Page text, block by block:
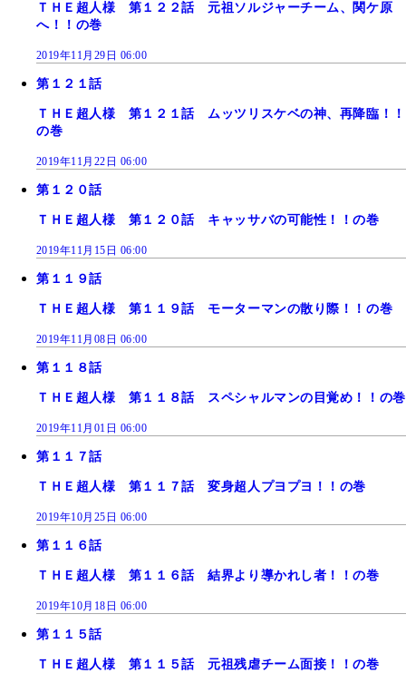
ＴＨＥ超人様 第１２２話 元祖ソルジャーチーム、関ケ原
へ！！の巻
2019年11月29日 06:00
第１２１話
ＴＨＥ超人様 第１２１話 ムッツリスケベの神、再降臨！！
の巻
2019年11月22日 06:00
第１２０話
ＴＨＥ超人様 第１２０話 キャッサバの可能性！！の巻
2019年11月15日 06:00
第１１９話
ＴＨＥ超人様 第１１９話 モーターマンの散り際！！の巻
2019年11月08日 06:00
第１１８話
ＴＨＥ超人様 第１１８話 スペシャルマンの目覚め！！の巻
2019年11月01日 06:00
第１１７話
ＴＨＥ超人様 第１１７話 変身超人プヨプヨ！！の巻
2019年10月25日 06:00
第１１６話
ＴＨＥ超人様 第１１６話 結界より導かれし者！！の巻
2019年10月18日 06:00
第１１５話
ＴＨＥ超人様 第１１５話 元祖残虐チーム面接！！の巻